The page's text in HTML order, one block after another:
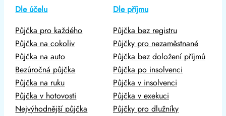
Dle účelu
Půjčka pro každého
Půjčka na cokoliv
Půjčka na auto
Bezúročná půjčka
Půjčka na ruku
Půjčka v hotovosti
Nejvýhodnější půjčka
Dle příjmu
Půjčka bez registru
Půjčky pro nezaměstnané
Půjčka bez doložení příjmů
Půjčka po insolvenci
Půjčka v insolvenci
Půjčka v exekuci
Půjčky pro dlužníky